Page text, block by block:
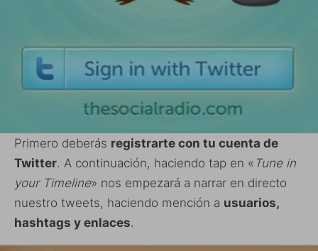
Primero deberás registrarte con tu cuenta de
Twitter. A continuación, haciendo tap en « Tune in
your Timeline» nos empezará a narrar en directo
nuestro tweets, haciendo mención a usuarios,
hashtags y enlaces.